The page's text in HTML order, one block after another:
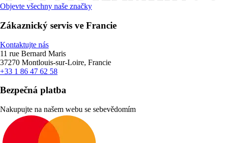
Objevte všechny naše značky
Zákaznický servis ve Francie
Kontaktujte nás
11 rue Bernard Maris
37270 Montlouis-sur-Loire, Francie
+33 1 86 47 62 58
Bezpečná platba
Nakupujte na našem webu se sebevědomím